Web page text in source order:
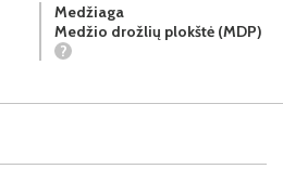
Medžiaga
Medžio drožlių plokštė (MDP)
?